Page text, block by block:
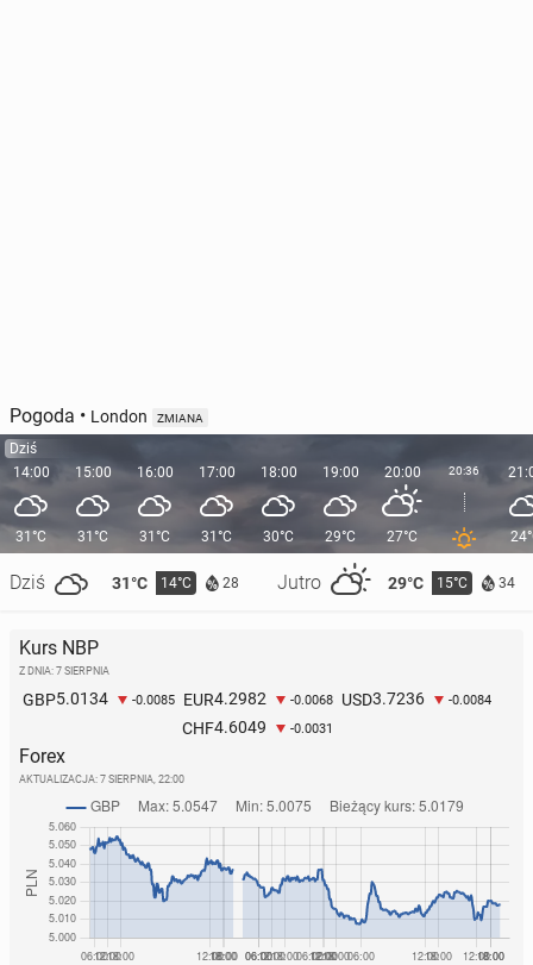
Pogoda • London ZMIANA
Dziś
14:00
31°C
Dziś 31°C 14°C 28 Jutro 29°C 15°C 34
15:00
31°C
16:00
31°C
17:00
31°C
18:00
30°C
19:00
29°C
20:00
27°C
20:36
Kurs NBP
Z DNIA: 7 SIERPNIA
GBP5.0134 -0.0085 EUR4.2982 -0.0068 USD3.7236 -0.0084
CHF4.6049 -0.0031
Forex
AKTUALIZACJA: 7 SIERPNIA, 22:00